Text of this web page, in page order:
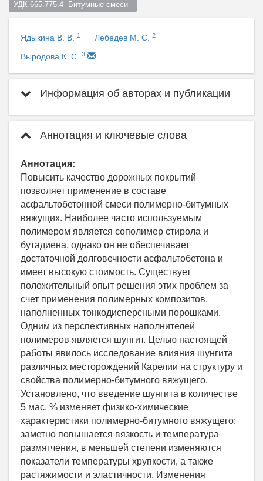
УДК 665.775.4  Битумные смеси
Ядыкина В. В. 1 Лебедев М. С. 2
Выродова К. С. 3
Информация об авторах и публикации
Аннотация и ключевые слова
Аннотация:
Повысить качество дорожных покрытий
позволяет применение в составе
асфальтобетонной смеси полимерно-битумных
вяжущих. Наиболее часто используемым
полимером является сополимер стирола и
бутадиена, однако он не обеспечивает
достаточной долговечности асфальтобетона и
имеет высокую стоимость. Существует
положительный опыт решения этих проблем за
счет применения полимерных композитов,
наполненных тонкодисперсными порошками.
Одним из перспективных наполнителей
полимеров является шунгит. Целью настоящей
работы явилось исследование влияния шунгита
различных месторождений Карелии на структуру и
свойства полимерно-битумного вяжущего.
Установлено, что введение шунгита в количестве
5 мас. % изменяет физико-химические
характеристики полимерно-битумного вяжущего:
заметно повышается вязкость и температура
размягчения, в меньшей степени изменяются
показатели температуры хрупкости, а также
растяжимости и эластичности. Изменения